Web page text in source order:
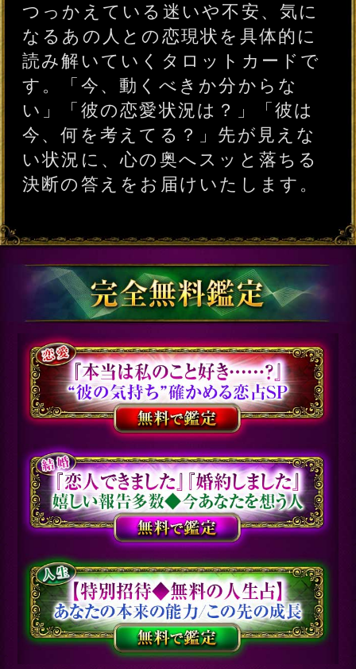
＃あの人の恋心と
恋運命
＃あなたを好きな
XXさん
＃この先の人生と
運命
【あの人の最後の恋人
に】2人の愛宿縁結ぶ28
章◆想いと現状/最終告白
会員価格2,860円(税込)
通常価格 3,520円(税込)
結婚叶うSP占◆あなたの
生涯伴侶/交際/夫婦縁
会員価格2,200円(税込)
通常価格2,750円(税込)
鑑定後⇒愛も人生も好転
へ【あなたの全運命36
章】今と重要分岐/余生
会員価格3,190円(税込)
通常価格3,960円(税込)
直接心に触れて聴く【あ
の人の感情8千字】あな
たへの恋心と告白/結論
会員価格2,200円(税込)
通常価格2,750円(税込)
トップページに戻る